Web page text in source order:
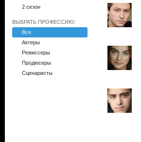
2 сезон
ВЫБРАТЬ ПРОФЕССИЮ:
Все
Актеры
Режиссеры
Продюсеры
Сценаристы